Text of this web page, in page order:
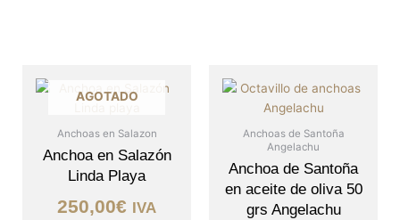
AGOTADO
Anchoas en Salazon
Anchoa en Salazón
Linda Playa
250,00€ IVA
Anchoas de Santoña
Angelachu
Anchoa de Santoña
en aceite de oliva 50
grs Angelachu